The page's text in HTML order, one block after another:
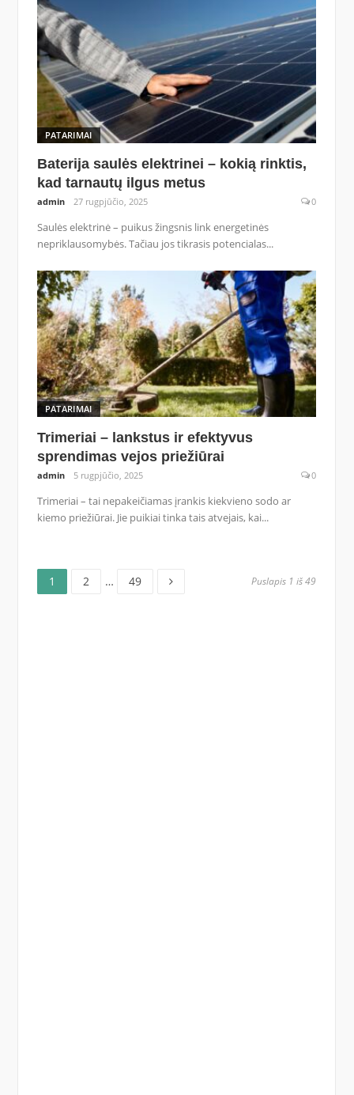
PATARIMAI
Baterija saulės elektrinei – kokią rinktis,
kad tarnautų ilgus metus
admin 27 rugpjūčio, 2025 0
Saulės elektrinė – puikus žingsnis link energetinės
nepriklausomybės. Tačiau jos tikrasis potencialas...
PATARIMAI
Trimeriai – lankstus ir efektyvus
sprendimas vejos priežiūrai
admin 5 rugpjūčio, 2025 0
Trimeriai – tai nepakeičiamas įrankis kiekvieno sodo ar
kiemo priežiūrai. Jie puikiai tinka tais atvejais, kai...
Posts
Puslapis
1 2 … 49 Puslapis 1 iš 49